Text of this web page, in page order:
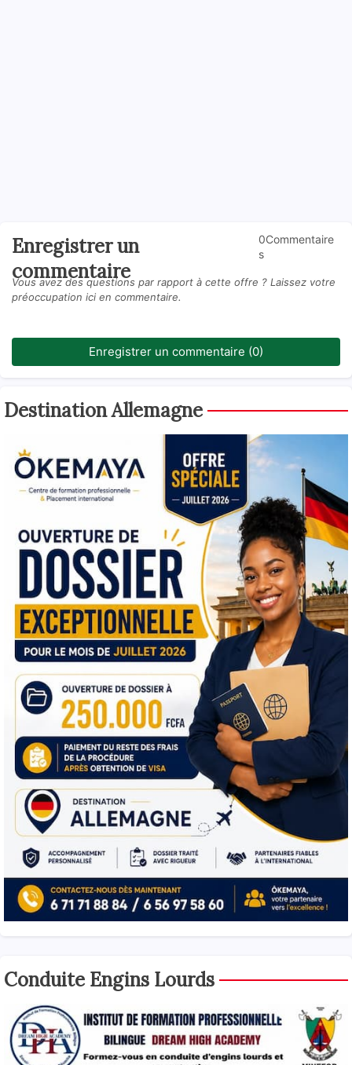
Enregistrer un
commentaire
0Commentaire
s
Vous avez des questions par rapport à cette offre ? Laissez votre
préoccupation ici en commentaire.
Enregistrer un commentaire (0)
Destination Allemagne
Conduite Engins Lourds